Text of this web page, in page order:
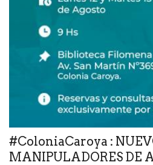
#ColoniaCaroya :
MANIPULADORES DE